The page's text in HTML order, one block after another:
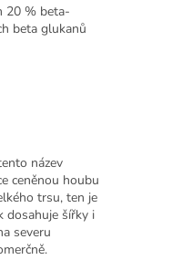
20 % beta-
beta glukanů
název
ceněnou houbu
trsu, ten je
dosahuje šířky i
severu